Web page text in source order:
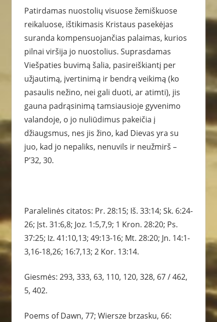
Patirdamas nuostolių visuose žemiškuose
reikaluose, ištikimasis Kristaus pasekėjas
suranda kompensuojančias palaimas, kurios
pilnai viršija jo nuostolius. Suprasdamas
Viešpaties buvimą šalia, pasireiškiantį per
užjautimą, įvertinimą ir bendrą veikimą (ko
pasaulis nežino, nei gali duoti, ar atimti), jis
gauna padrąsinimą tamsiausioje gyvenimo
valandoje, o jo nuliūdimus pakeičia į
džiaugsmus, nes jis žino, kad Dievas yra su
juo, kad jo nepaliks, nenuvils ir neužmirš –
P’32, 30.
Paralelinės citatos: Pr. 28:15; Iš. 33:14; Sk. 6:24-
26; Įst. 31:6,8; Joz. 1:5,7,9; 1 Kron. 28:20; Ps.
37:25; Iz. 41:10,13; 49:13-16; Mt. 28:20; Jn. 14:1-
3,16-18,26; 16:7,13; 2 Kor. 13:14.
Giesmės: 293, 333, 63, 110, 120, 328, 67 / 462,
5, 402.
Poems of Dawn, 77; Wiersze brzasku, 66: